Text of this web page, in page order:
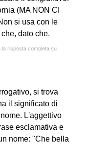
(MA NON CI
si usa con le
dato che.
la risposta completa su
si trova
il significato di
L'aggettivo
esclamativa e
nome: "Che bella